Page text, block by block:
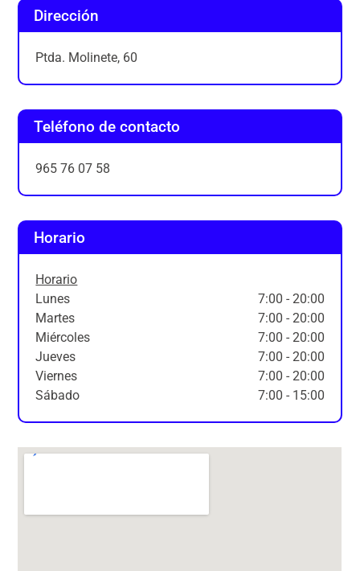
Dirección
Ptda. Molinete, 60
Teléfono de contacto
965 76 07 58
Horario
Horario
Lunes
7:00 - 20:00
Martes
7:00 - 20:00
Miércoles
7:00 - 20:00
Jueves
7:00 - 20:00
Viernes
7:00 - 20:00
Sábado
7:00 - 15:00